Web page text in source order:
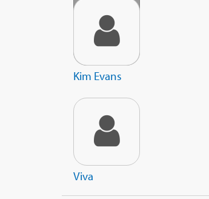
Kim Evans
Viva